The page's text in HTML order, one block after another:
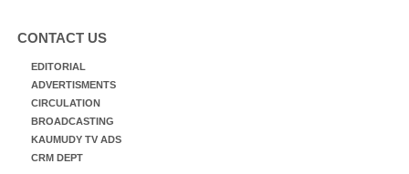
CONTACT US
EDITORIAL
ADVERTISMENTS
CIRCULATION
BROADCASTING
KAUMUDY TV ADS
CRM DEPT